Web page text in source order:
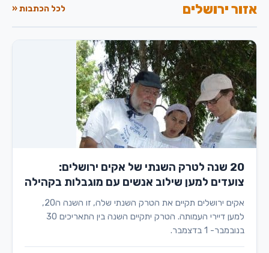
אזור ירושלים לכל הכתבות «
20 שנה לטרק השנתי של אקים ירושלים:
צועדים למען שילוב אנשים עם מוגבלות בקהילה
אקים ירושלים תקיים את הטרק השנתי שלה, זו השנה ה20,
למען דיירי העמותה. הטרק יתקיים השנה בין התאריכים 30
בנובמבר- 1 בדצמבר.